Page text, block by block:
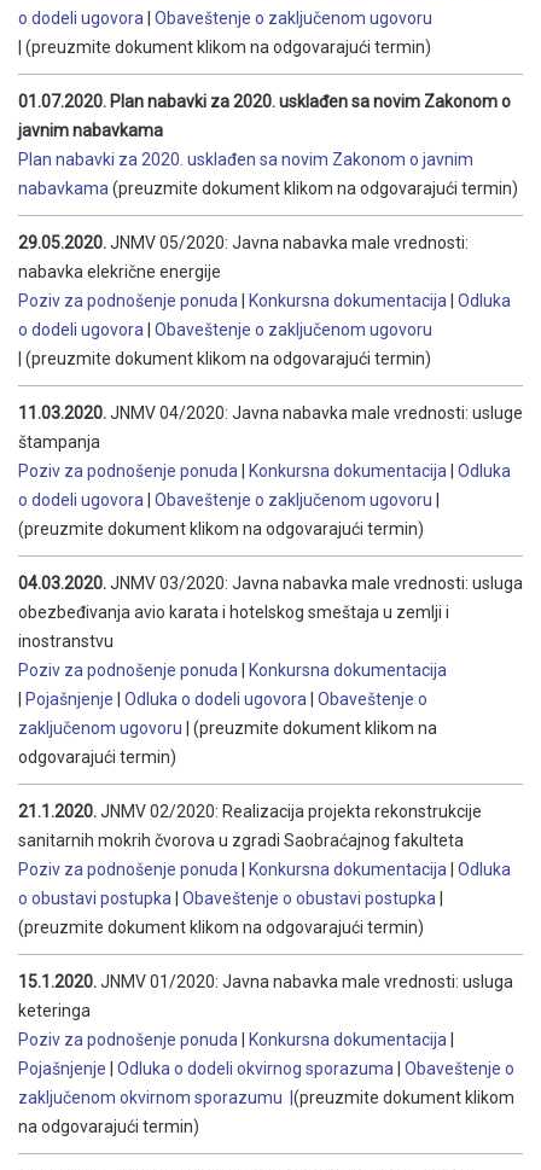
o dodeli ugovora
Obaveštenje o zaključenom ugovoru
(preuzmite dokument klikom na odgovarajući termin)
01.07.2020. Plan nabavki za 2020. usklađen sa novim Zakonom o
javnim nabavkama
Plan nabavki za 2020. usklađen sa novim Zakonom o javnim
nabavkama (preuzmite dokument klikom na odgovarajući termin)
29.05.2020.JNMV 05/2020: Javna nabavka male vrednosti:
nabavka elekrične energije
Poziv za podnošenje ponuda
Konkursna dokumentacija
Odluka
o dodeli ugovora
Obaveštenje o zaključenom ugovoru
(preuzmite dokument klikom na odgovarajući termin)
11.03.2020.JNMV 04/2020: Javna nabavka male vrednosti: usluge
štampanja
Poziv za podnošenje ponuda
Konkursna dokumentacija
Odluka
o dodeli ugovora
Obaveštenje o zaključenom ugovoru
(preuzmite dokument klikom na odgovarajući termin)
04.03.2020.JNMV 03/2020: Javna nabavka male vrednosti: usluga
obezbeđivanja avio karata i hotelskog smeštaja u zemlji i
inostranstvu
Poziv za podnošenje ponuda
Konkursna dokumentacija
Pojašnjenje Odluka o dodeli ugovora
Obaveštenje o
zaključenom ugovoru
(preuzmite dokument klikom na
odgovarajući termin)
21.1.2020.JNMV 02/2020: Realizacija projekta rekonstrukcije
sanitarnih mokrih čvorova u zgradi Saobraćajnog fakulteta
Poziv za podnošenje ponuda
Konkursna dokumentacija
Odluka
o obustavi postupka
Obaveštenje o obustavi postupka
(preuzmite dokument klikom na odgovarajući termin)
15.1.2020.JNMV 01/2020: Javna nabavka male vrednosti: usluga
keteringa
Poziv za podnošenje ponuda
Konkursna dokumentacija
Pojašnjenje
Odluka o dodeli okvirnog sporazuma
Obaveštenje o
zaključenom okvirnom sporazumu
(preuzmite dokument klikom
na odgovarajući termin)